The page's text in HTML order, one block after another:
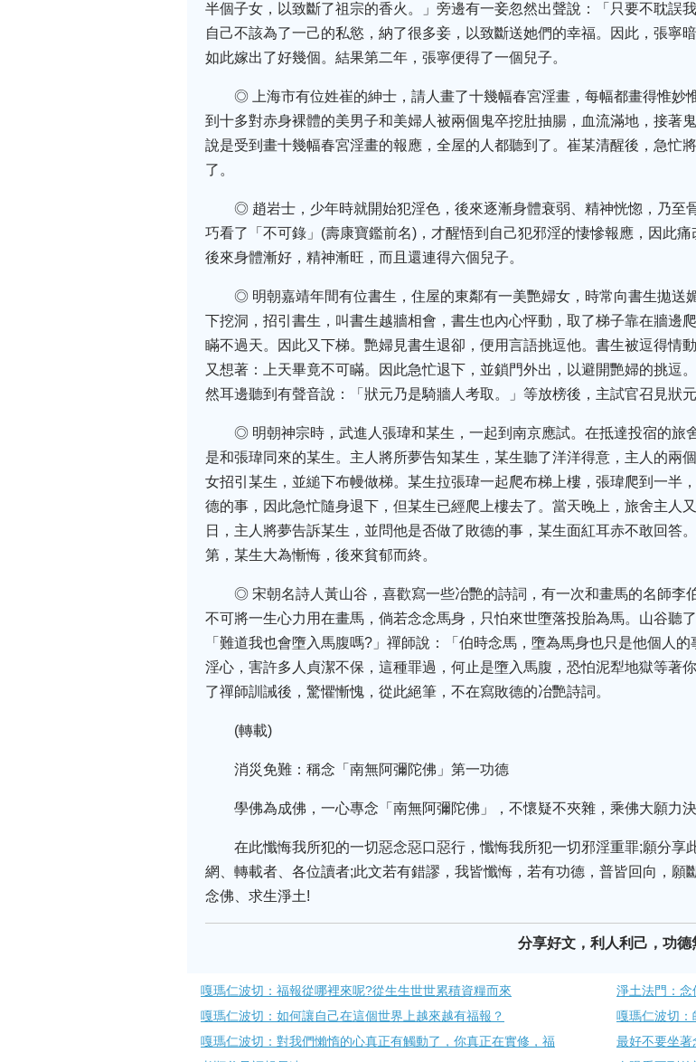
半個子女，以致斷了祖宗的香火。」旁邊有一妾忽然出聲說：「只要不耽誤
自己不該為了一己的私慾，納了很多妾，以致斷送她們的幸福。因此，張寧
如此嫁出了好幾個。結果第二年，張寧便得了一個兒子。
◎ 上海市有位姓崔的紳士，請人畫了十幾幅春宮淫畫，每幅都畫得惟妙
到十多對赤身裸體的美男子和美婦人被兩個鬼卒挖肚抽腸，血流滿地，接著
說是受到畫十幾幅春宮淫畫的報應，全屋的人都聽到了。崔某清醒後，急忙
了。
◎ 趙岩士，少年時就開始犯淫色，後來逐漸身體衰弱、精神恍惚，乃至
巧看了「不可錄」(壽康寶鑑前名)，才醒悟到自己犯邪淫的悽慘報應，因此
後來身體漸好，精神漸旺，而且還連得六個兒子。
◎ 明朝嘉靖年間有位書生，住屋的東鄰有一美艷婦女，時常向書生拋送
下挖洞，招引書生，叫書生越牆相會，書生也內心怦動，取了梯子靠在牆邊
瞞不過天。因此又下梯。艷婦見書生退卻，便用言語挑逗他。書生被逗得情
又想著：上天畢竟不可瞞。因此急忙退下，並鎖門外出，以避開艷婦的挑逗
然耳邊聽到有聲音說：「狀元乃是騎牆人考取。」等放榜後，主試官召見狀
◎ 明朝神宗時，武進人張瑋和某生，一起到南京應試。在抵達投宿的旅
是和張瑋同來的某生。主人將所夢告知某生，某生聽了洋洋得意，主人的兩
女招引某生，並縋下布幔做梯。某生拉張瑋一起爬布梯上樓，張瑋爬到一半
德的事，因此急忙隨身退下，但某生已經爬上樓去了。當天晚上，旅舍主人
日，主人將夢告訴某生，並問他是否做了敗德的事，某生面紅耳赤不敢回答
第，某生大為慚悔，後來貧郁而終。
◎ 宋朝名詩人黃山谷，喜歡寫一些冶艷的詩詞，有一次和畫馬的名師李
不可將一生心力用在畫馬，倘若念念馬身，只怕來世墮落投胎為馬。山谷聽
「難道我也會墮入馬腹嗎?」禪師說：「伯時念馬，墮為馬身也只是他個人
淫心，害許多人貞潔不保，這種罪過，何止是墮入馬腹，恐怕泥犁地獄等著
了禪師訓誡後，驚懼慚愧，從此絕筆，不在寫敗德的冶艷詩詞。
(轉載)
消災免難：稱念「南無阿彌陀佛」第一功德
學佛為成佛，一心專念「南無阿彌陀佛」，不懷疑不夾雜，乘佛大願力
在此懺悔我所犯的一切惡念惡口惡行，懺悔我所犯一切邪淫重罪;願分享
網、轉載者、各位讀者;此文若有錯謬，我皆懺悔，若有功德，普皆回向，
念佛、求生淨土!
分享好文，利人利己，功德
嘎瑪仁波切：福報從哪裡來呢?從生生世世累積資糧而來
淨土法門：念
嘎瑪仁波切：如何讓自己在這個世界上越來越有福報？
嘎瑪仁波切：
嘎瑪仁波切：對我們懶惰的心真正有觸動了，你真正在實修，福
最好不要坐著